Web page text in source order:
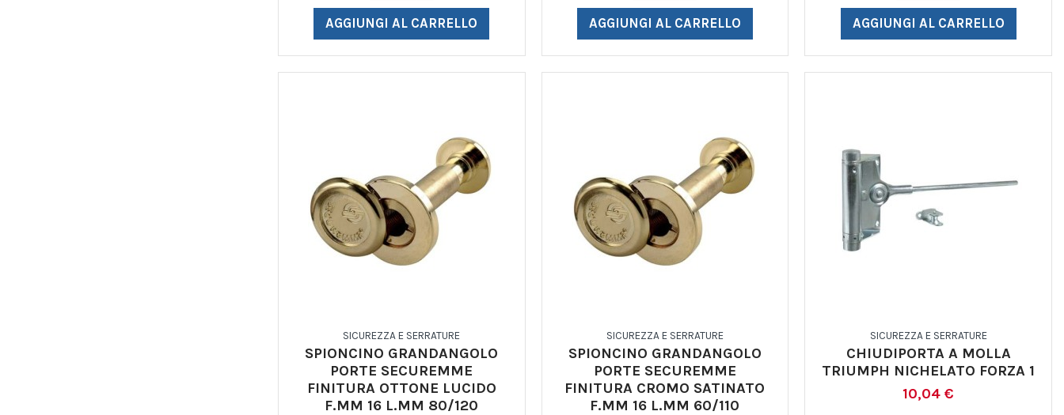
AGGIUNGI AL CARRELLO AGGIUNGI AL CARRELLO AGGIUNGI AL CARRELLO
SICUREZZA E SERRATURE
SPIONCINO GRANDANGOLO
PORTE SECUREMME
FINITURA OTTONE LUCIDO
F.MM 16 L.MM 80/120
SICUREZZA E SERRATURE
SPIONCINO GRANDANGOLO
PORTE SECUREMME
FINITURA CROMO SATINATO
F.MM 16 L.MM 60/110
SICUREZZA E SERRATURE
CHIUDIPORTA A MOLLA
TRIUMPH NICHELATO FORZA 1
10,04 €